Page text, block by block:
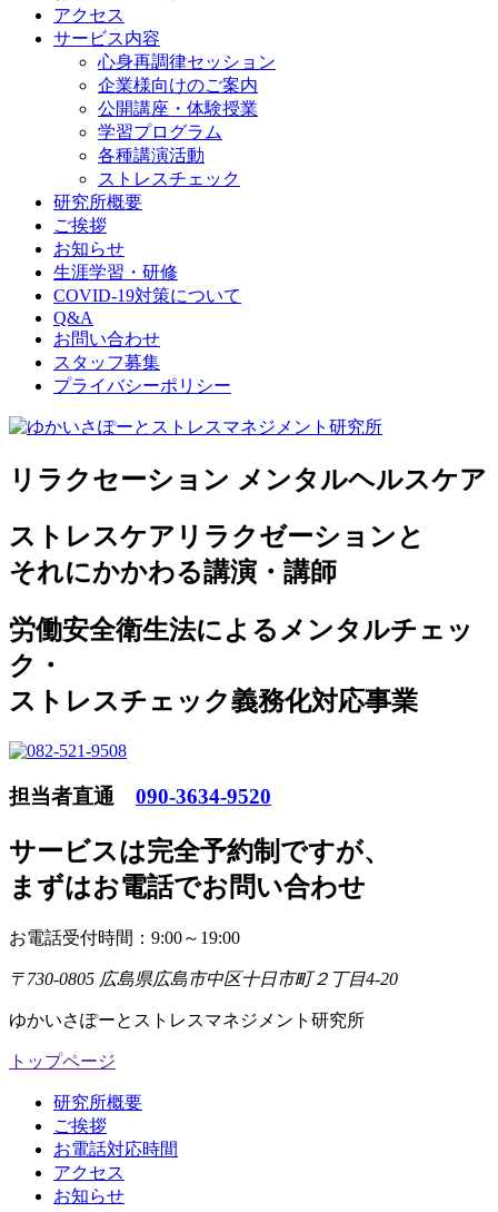
アクセス
サービス内容
心身再調律セッション
企業様向けのご案内
公開講座・体験授業
学習プログラム
各種講演活動
ストレスチェック
研究所概要
ご挨拶
お知らせ
生涯学習・研修
COVID-19対策について
Q&A
お問い合わせ
スタッフ募集
プライバシーポリシー
リラクセーション メンタルヘルスケア
ストレスケアリラクゼーションと
それにかかわる講演・講師
労働安全衛生法によるメンタルチェッ
ク・
ストレスチェック義務化対応事業
担当者直通 090-3634-9520
サービスは完全予約制ですが、
まずはお電話でお問い合わせ
お電話受付時間：9:00～19:00
〒730-0805 広島県広島市中区十日市町２丁目4-20
ゆかいさぽーとストレスマネジメント研究所
トップページ
研究所概要
ご挨拶
お電話対応時間
アクセス
お知らせ